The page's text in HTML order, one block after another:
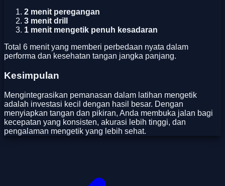
2 menit peregangan
3 menit drill
1 menit mengetik penuh kesadaran
Total 6 menit yang memberi perbedaan nyata dalam
performa dan kesehatan tangan jangka panjang.
Kesimpulan
Mengintegrasikan pemanasan dalam latihan mengetik
adalah investasi kecil dengan hasil besar. Dengan
menyiapkan tangan dan pikiran, Anda membuka jalan bagi
kecepatan yang konsisten, akurasi lebih tinggi, dan
pengalaman mengetik yang lebih sehat.